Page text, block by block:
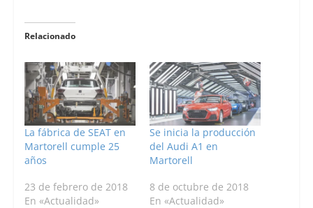
Relacionado
La fábrica de SEAT en
Martorell cumple 25
años
23 de febrero de 2018
En «Actualidad»
Se inicia la producción
del Audi A1 en
Martorell
8 de octubre de 2018
En «Actualidad»